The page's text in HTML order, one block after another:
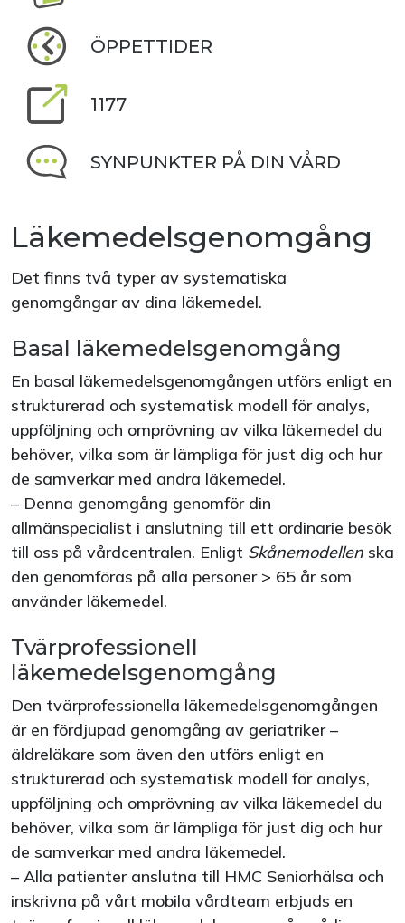
ÖPPETTIDER
1177
SYNPUNKTER PÅ DIN VÅRD
Läkemedelsgenomgång
Det finns två typer av systematiska
genomgångar av dina läkemedel.
Basal läkemedelsgenomgång
En basal läkemedelsgenomgången utförs enligt en
strukturerad och systematisk modell för analys,
uppföljning och omprövning av vilka läkemedel du
behöver, vilka som är lämpliga för just dig och hur
de samverkar med andra läkemedel.
– Denna genomgång genomför din
allmänspecialist i anslutning till ett ordinarie besök
till oss på vårdcentralen. Enligt Skånemodellen ska
den genomföras på alla personer > 65 år som
använder läkemedel.
Tvärprofessionell
läkemedelsgenomgång
Den tvärprofessionella läkemedelsgenomgången
är en fördjupad genomgång av geriatriker –
äldreläkare som även den utförs enligt en
strukturerad och systematisk modell för analys,
uppföljning och omprövning av vilka läkemedel du
behöver, vilka som är lämpliga för just dig och hur
de samverkar med andra läkemedel.
– Alla patienter anslutna till HMC Seniorhälsa och
inskrivna på vårt mobila vårdteam erbjuds en